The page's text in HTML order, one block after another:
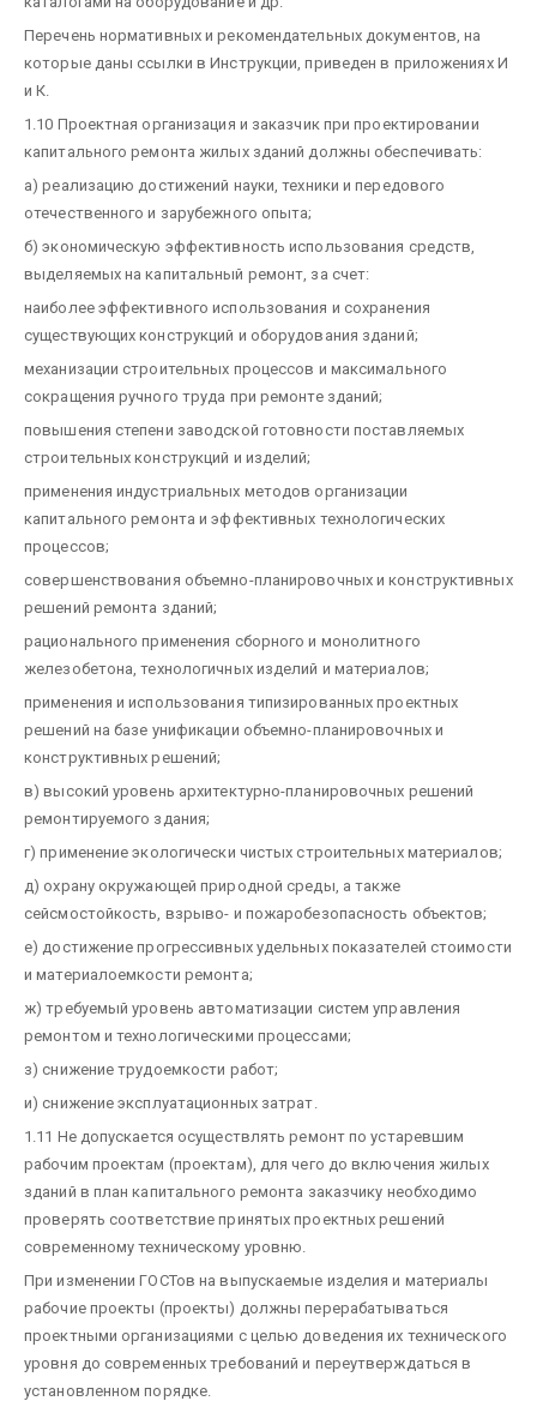
Перечень нормативных и рекомендательных документов, на
которые даны ссылки в Инструкции, приведен в приложениях И
и К.
1.10 Проектная организация и заказчик при проектировании
капитального ремонта жилых зданий должны обеспечивать:
а) реализацию достижений науки, техники и передового
отечественного и зарубежного опыта;
б) экономическую эффективность использования средств,
выделяемых на капитальный ремонт, за счет:
наиболее эффективного использования и сохранения
существующих конструкций и оборудования зданий;
механизации строительных процессов и максимального
сокращения ручного труда при ремонте зданий;
повышения степени заводской готовности поставляемых
строительных конструкций и изделий;
применения индустриальных методов организации
капитального ремонта и эффективных технологических
процессов;
совершенствования объемно-планировочных и конструктивных
решений ремонта зданий;
рационального применения сборного и монолитного
железобетона, технологичных изделий и материалов;
применения и использования типизированных проектных
решений на базе унификации объемно-планировочных и
конструктивных решений;
в) высокий уровень архитектурно-планировочных решений
ремонтируемого здания;
г) применение экологически чистых строительных материалов;
д) охрану окружающей природной среды, а также
сейсмостойкость, взрыво- и пожаробезопасность объектов;
е) достижение прогрессивных удельных показателей стоимости
и материалоемкости ремонта;
ж) требуемый уровень автоматизации систем управления
ремонтом и технологическими процессами;
з) снижение трудоемкости работ;
и) снижение эксплуатационных затрат.
1.11 Не допускается осуществлять ремонт по устаревшим
рабочим проектам (проектам), для чего до включения жилых
зданий в план капитального ремонта заказчику необходимо
проверять соответствие принятых проектных решений
современному техническому уровню.
При изменении ГОСТов на выпускаемые изделия и материалы
рабочие проекты (проекты) должны перерабатываться
проектными организациями с целью доведения их технического
уровня до современных требований и переутверждаться в
установленном порядке.